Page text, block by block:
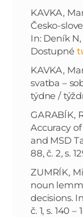
KAVKA,
Česko-
In: Deník N,
Dostupné
KAVKA,
svatba –
týdne /
GARABÍK,
Accuracy
and MSD
88, č. 2, s.
ZUMRÍK,
noun
decisions.
č. 1, s. 140 –